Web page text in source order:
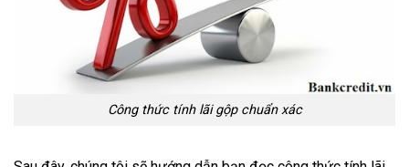
Công thức tính lãi gộp chuẩn xác